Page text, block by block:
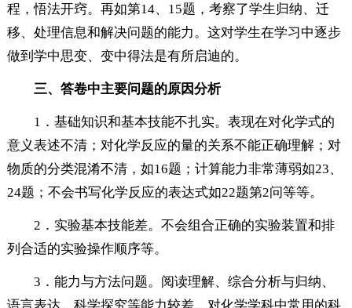
程，悟法开窍。再如第14、15题，考察了学生归纳、迁
移、处理信息和解决问题的能力。这对学生在学习中逐步
做到学中思变、变中得法是有所启迪的。
三、答卷中主要问题的原因分析
1．基础知识和基本技能不扎实。表现在对化学式的
意义表述不清；对化学反应的量的关系不能正确理解；对
物质的分类混淆不清，如16题；计算能力非常薄弱如23、
24题；不会书写化学反应的表达式如22题第2问等等。
2．实验基本技能差。不会组合正确的实验装置和排
列合适的实验操作顺序等。
3．能力与方法问题。阅读理解、综合分析与归纳、